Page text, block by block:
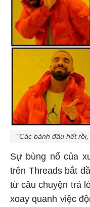
"Các bảnh đâu hết
Sự bùng nổ của
trên Threads bắt
từ câu chuyện trả
xoay quanh việc